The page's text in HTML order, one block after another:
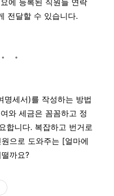
전달할 수 있습니다.
명세서)를 작성하는 방법
와 세금은 꼼꼼하고 정
합니다. 복잡하고 번거로
으로 도와주는 [얼마에
까요?